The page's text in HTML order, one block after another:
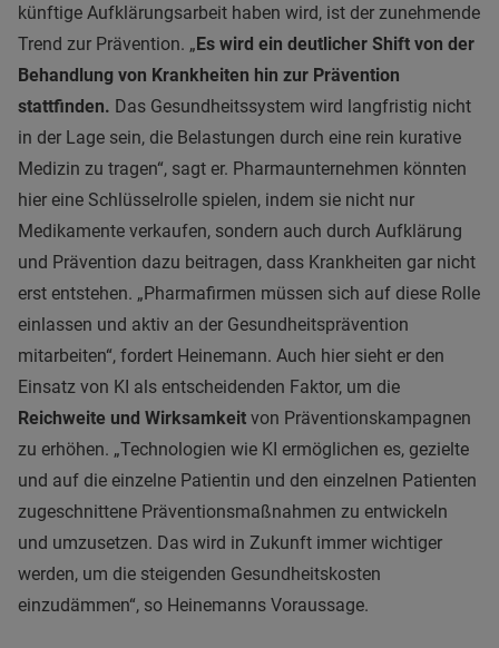
künftige Aufklärungsarbeit haben wird, ist der zunehmende
Trend zur Prävention. „Es wird ein deutlicher Shift von der
Behandlung von Krankheiten hin zur Prävention
stattfinden. Das Gesundheitssystem wird langfristig nicht
in der Lage sein, die Belastungen durch eine rein kurative
Medizin zu tragen“, sagt er. Pharmaunternehmen könnten
hier eine Schlüsselrolle spielen, indem sie nicht nur
Medikamente verkaufen, sondern auch durch Aufklärung
und Prävention dazu beitragen, dass Krankheiten gar nicht
erst entstehen. „Pharmafirmen müssen sich auf diese Rolle
einlassen und aktiv an der Gesundheitsprävention
mitarbeiten“, fordert Heinemann. Auch hier sieht er den
Einsatz von KI als entscheidenden Faktor, um die
Reichweite und Wirksamkeit von Präventionskampagnen
zu erhöhen. „Technologien wie KI ermöglichen es, gezielte
und auf die einzelne Patientin und den einzelnen Patienten
zugeschnittene Präventionsmaßnahmen zu entwickeln
und umzusetzen. Das wird in Zukunft immer wichtiger
werden, um die steigenden Gesundheitskosten
einzudämmen“, so Heinemanns Voraussage.